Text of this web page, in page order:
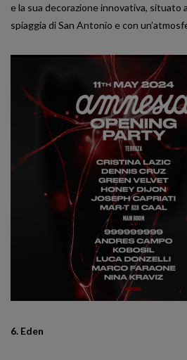
e la sua decorazione innovativa, situato
spiaggia di San Antonio e con
6. Eden